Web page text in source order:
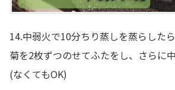
14.中弱火で10分ちり蒸しを蒸らした
菊を2枚ずつのせてふたをし、さらに
(なくてもOK)